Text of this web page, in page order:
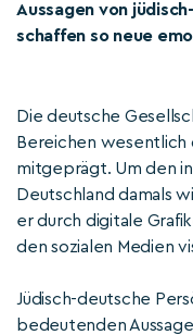
Aussagen von
schaffen so neue
Die deutsche
Bereichen wesentlich
mitgeprägt. Um den
Deutschland damals
er durch digitale
den sozialen Medien
Jüdisch-deutsche
bedeutenden